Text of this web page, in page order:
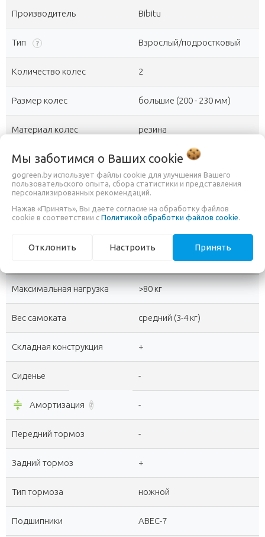
Производитель Bibitu
Тип ? Взрослый/подростковый
Количество колес 2
Размер колес большие (200 - 230 мм)
Материал колес резина
Надувные колеса +
Светодиоды в колесах -
Материал платформы Алюминий и сталь
Управление отклонением
-
Максимальная нагрузка >80 кг
Вес самоката средний (3-4 кг)
Складная конструкция +
Сиденье -
compress Амортизация ? -
Передний тормоз -
Задний тормоз +
Тип тормоза ножной
Подшипники ABEC-7
Мы заботимся о Ваших cookie
gogreen.by использует файлы cookie для улучшения Вашего
пользовательского опыта, сбора статистики и представления
персонализированных рекомендаций.
Нажав «Принять», Вы даете согласие на обработку файлов
cookie в соответствии с Политикой обработки файлов cookie.
Отклонить Настроить Принять